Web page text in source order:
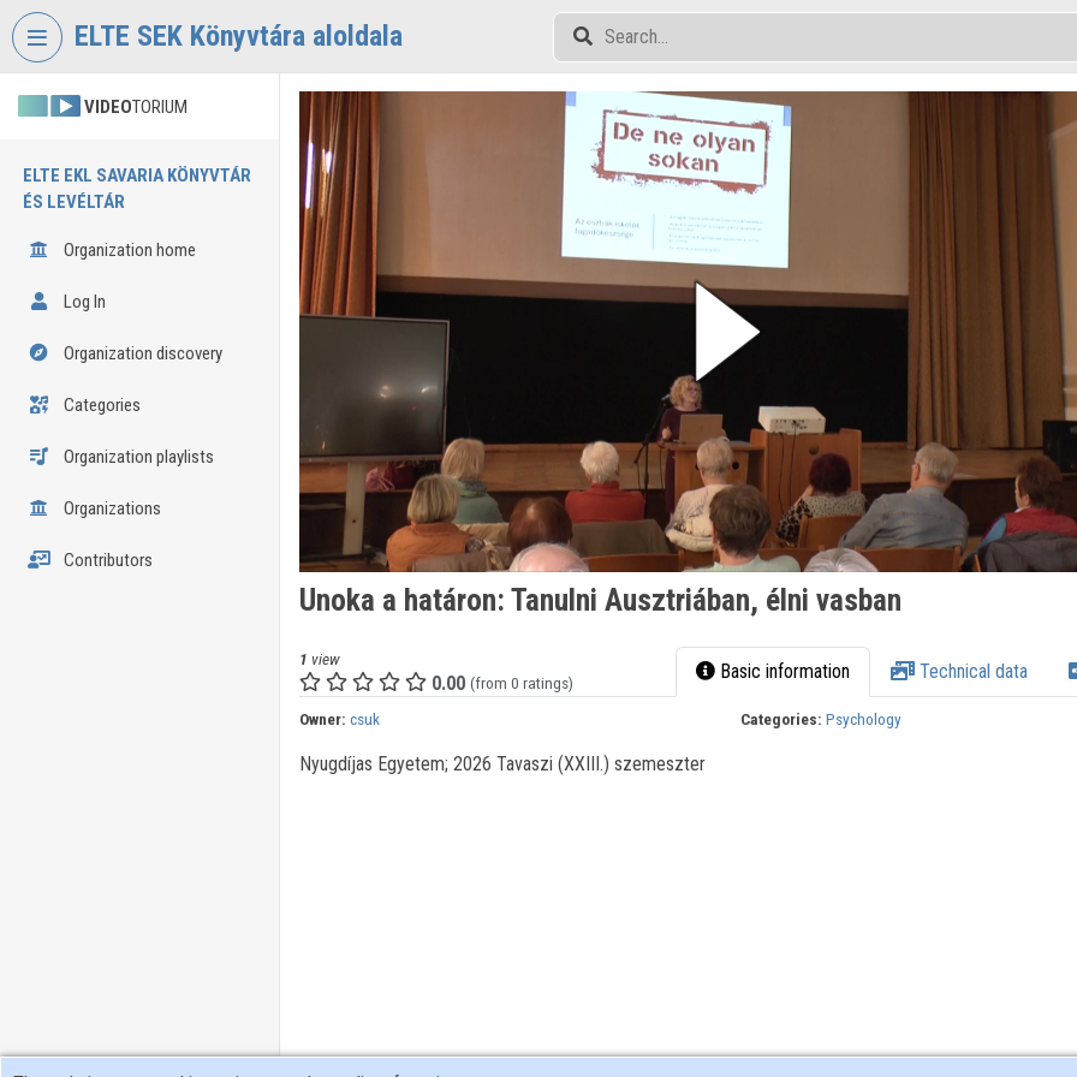
Skip header
ELTE SEK Könyvtára aloldala
VIDEOTORIUM
ELTE EKL SAVARIA KÖNYVTÁR
ÉS LEVÉLTÁR
Organization home
Log In
Organization discovery
Categories
Organization playlists
Organizations
Contributors
Unoka a határon: Tanulni Ausztriában, élni vasban
1 view
0.00 (from 0 ratings) Basic information Technical data
Owner: csuk Categories: Psychology
Nyugdíjas Egyetem; 2026 Tavaszi (XXIII.) szemeszter